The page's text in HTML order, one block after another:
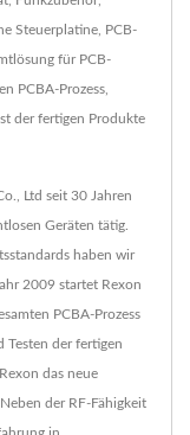
Steuerplatine, PCB-
für PCB-
PCBA-Prozess,
der fertigen Produkte
Ltd seit 30 Jahren
Geräten tätig.
haben wir
2009 startet Rexon
PCBA-Prozess
Testen der fertigen
das neue
der RF-Fähigkeit